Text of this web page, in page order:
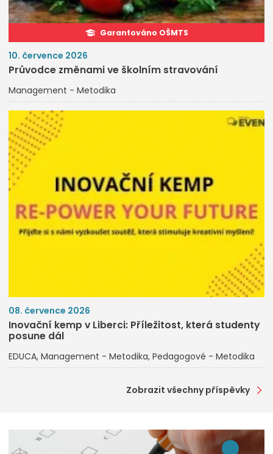
Garantováno OŠMTS
10. července 2026
Průvodce změnami ve školním stravování
Management - Metodika
08. července 2026
Inovační kemp v Liberci: Příležitost, která studenty
posune dál
EDUCA Management - Metodika Pedagogové - Metodika
Zobrazit všechny příspěvky